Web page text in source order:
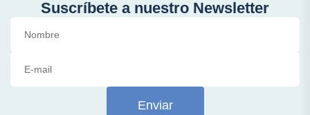
Suscríbete a nuestro Newsletter
Enviar